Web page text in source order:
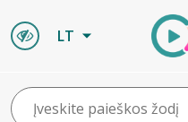
LT